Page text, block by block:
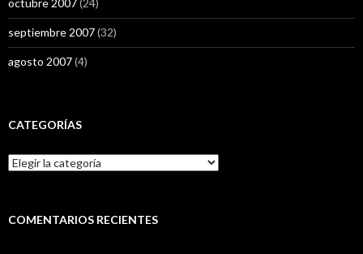
septiembre 2007(32)
agosto 2007(4)
CATEGORÍAS
Categorías
COMENTARIOS RECIENTES